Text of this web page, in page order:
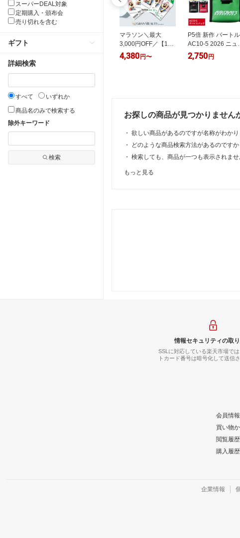
スーパーDEAL対象
定期購入・頒布会
売り切れを含む
ギフト
詳細検索
すべて
いずれか
商品名のみで検索する
除外キーワード
検索
袖 Tシャツ
子 女の子
綿100
WZチタンコーティ
マラソン＼最大
3,000円OFF／【1位
獲得】〈選べる種
類〉〈100枚/50
4,380 円〜
P5倍 新作 バートル
AC10-5 2026 ニュ
モデル デバイス バ
ッグ バッテリー ケ
AIRCRAFT 空調 作
ーク アウトドア フ
ィッシング バイク
2,750 円
お探しの商品が見つかりません
・ 欲しい商品があるのですが名称がわか
・
どのような商品検索方法があるのですか
・ 検索しても、商品が一つも表示されませ
もっと見る
情報セキュリティの取
SSLに対応している楽天市場で
トカード番号は暗号化して送信さ
会員情報
買い物
閲覧履歴
購入履歴
企業情報